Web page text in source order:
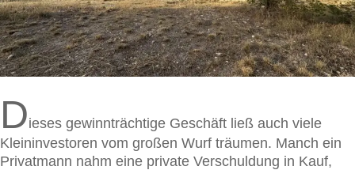
Dieses gewinnträchtige Geschäft ließ auch viele
Kleininvestoren vom großen Wurf träumen. Manch ein
Privatmann nahm eine private Verschuldung in Kauf,